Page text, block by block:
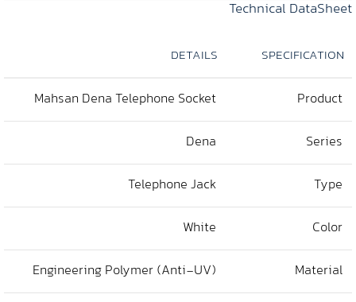
Technical DataSheet
SPECIFICATION
DETAILS
Product
Mahsan Dena Telephone Socket
Series
Dena
Type
Telephone Jack
Color
White
Material
Engineering Polymer (Anti-UV)